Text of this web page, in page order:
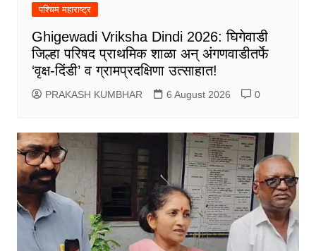
पश्चिम महाराष्ट्र
Ghigewadi Vriksha Dindi 2026: घिगेवाडी
जिल्हा परिषद प्राथमिक शाळा अन् अंगणवाडीतर्फे
‘वृक्ष-दिंडी’ व ग्रामप्रदक्षिणा उत्साहात!
PRAKASH KUMBHAR 6 August 2026 0